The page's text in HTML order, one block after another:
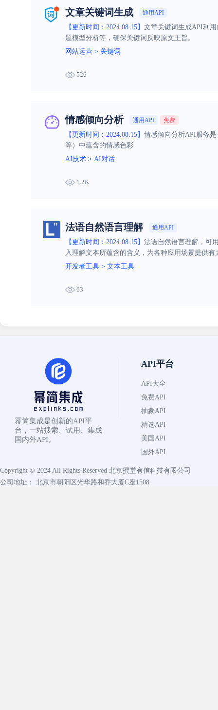
文章关键词生成 通用API
【更新时间：2024.08.15】 文章关键词生成API利
题模型分析等，确保关键词反映原文主旨。
网站运营 > 关键词
526
情感倾向分析 通用API 免费
【更新时间：2024.08.15】情感倾向分析API服务
等）中蕴含的情感色彩
AI技术 > AI对话
1.2K
法语自然语言理解 通用API
【更新时间：2024.08.15】 法语自然语言理解，可
入理解文本所蕴含的含义，为各种应用场景提供有
开发者工具 > 文本工具
63
幂简集成是创新的API平
台，一站搜索、试用、集成
国内外API。
API平台
API大全
免费API
抽象API
精选API
美国API
国外API
Copyright © 2024 All Rights Reserved 北京蜜堂有信科技有限公司
公司地址： 北京市朝阳区光华路和乔大厦C座1508